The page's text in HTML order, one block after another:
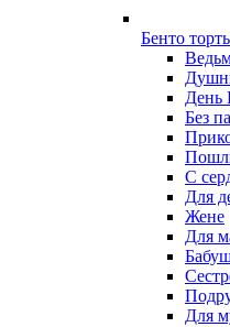
Бенто
День
Без
С
Для
Жене
Для
Для